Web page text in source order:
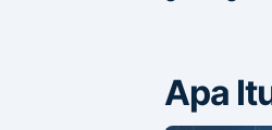
Apa